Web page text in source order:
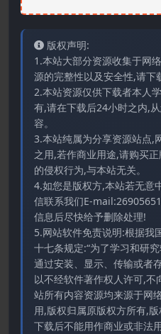
版权声明:
1.本站大部分资源收集于网
源的完整性以及安全性,请下
2.本站资源仅供下载者本人
有,请在下载后24小时之内,
容。
3.本站纯属为分享资源站点,
之用,若作商业用途,请购买
的侵权行为,与本站无关。
4.如您是版权方,本站若无意
信联系我们E-
信息后尽快给予删除处理!
5.网站软件免责说明:根据我
十七条规定:“为了学习和研
通过安装、显示、传输或者
以不经软件著作权人许可,不
站所有内容资源均来源于网
用,版权归属原版权方所有,
下载后不能用作商业或非法